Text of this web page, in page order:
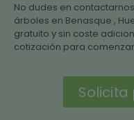
No dudes en
árboles en Benasque ,
gratuito y sin coste
cotización para
Solicita